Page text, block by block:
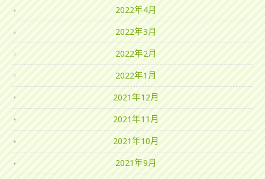
2022年4月
2022年3月
2022年2月
2022年1月
2021年12月
2021年11月
2021年10月
2021年9月